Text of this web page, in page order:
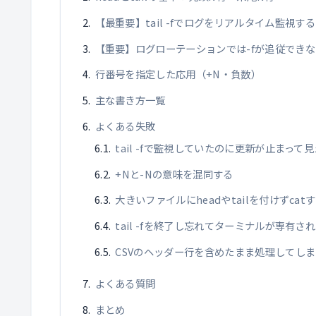
【最重要】tail -fでログをリアルタイム監視する
【重要】ログローテーションでは-fが追従でき
行番号を指定した応用（+N・負数）
主な書き方一覧
よくある失敗
tail -fで監視していたのに更新が止まって見
+Nと-Nの意味を混同する
大きいファイルにheadやtailを付けずcatす
tail -fを終了し忘れてターミナルが専有され
CSVのヘッダー行を含めたまま処理してしま
よくある質問
まとめ